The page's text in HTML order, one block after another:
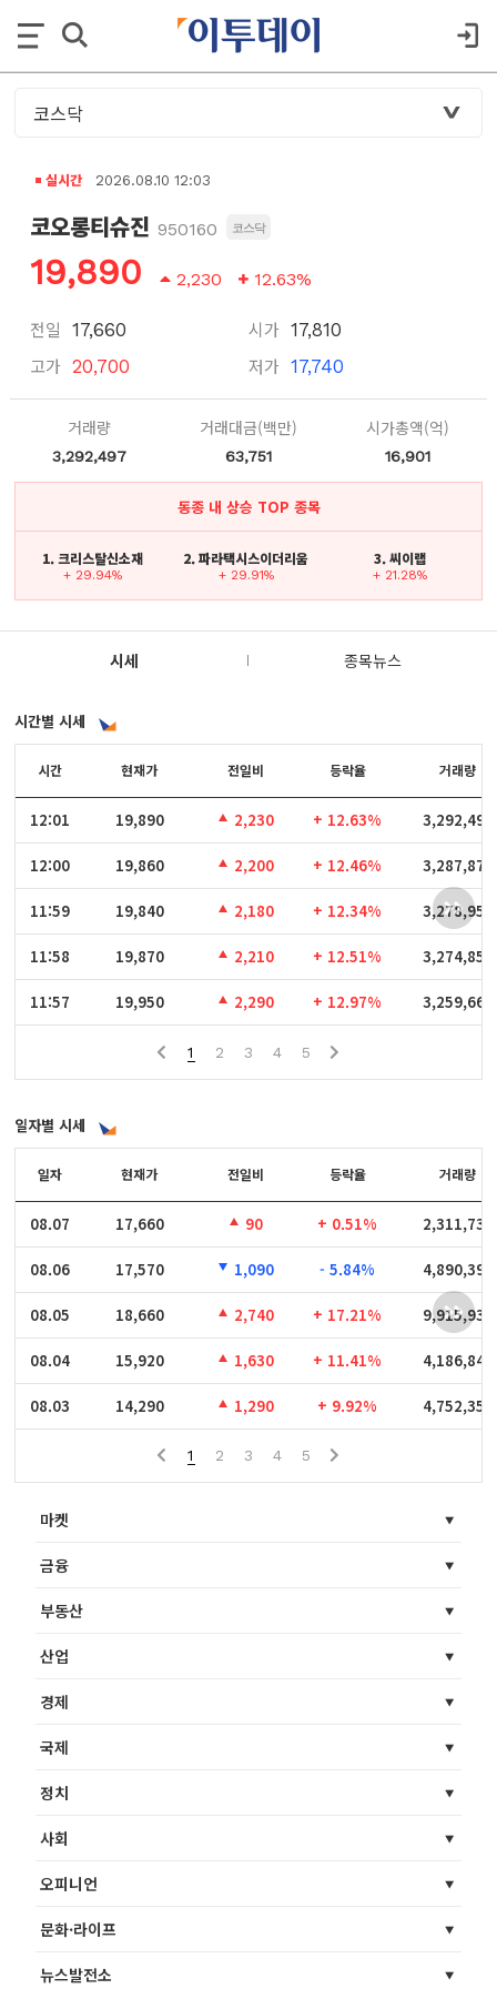
실시간 2026.08.10 12:03
코오롱티슈진 950160 코스닥
19,890 2,230 12.63%
전일 17,660
고가 20,700
시가 17,810
저가 17,740
거래량
3,292,497
거래대금(백만)
63,751
시가총액(억)
16,901
동종 내 상승 TOP 종목
1. 크리스탈신소재
+ 29.94%
2. 파라택시스이더리움
+ 29.91%
3. 씨이랩
+ 21.28%
시세 종목뉴스
시간별 시세
시간
12:01
12:00
11:59
11:58
11:57
시간 현재가 전일비 등락율 거래량
12:01 19,890 2,230 + 12.63% 3,292,497
12:00 19,860 2,200 + 12.46% 3,287,872
11:59 19,840 2,180 + 12.34% 3,278,956
11:58 19,870 2,210 + 12.51% 3,274,853
11:57 19,950 2,290 + 12.97% 3,259,664
1 2 3 4 5
일자별 시세
일자
08.07
08.06
08.05
08.04
08.03
일자 현재가 전일비 등락율 거래량
08.07 17,660 90 + 0.51% 2,311,732
08.06 17,570 1,090 - 5.84% 4,890,393
08.05 18,660 2,740 + 17.21% 9,915,939
08.04 15,920 1,630 + 11.41% 4,186,846
08.03 14,290 1,290 + 9.92% 4,752,354
1 2 3 4 5
마켓
금융
부동산
산업
경제
국제
정치
사회
오피니언
문화·라이프
뉴스발전소